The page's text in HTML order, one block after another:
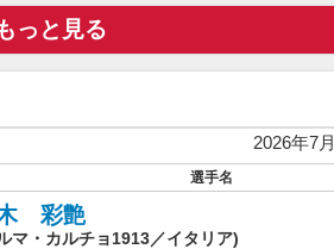
っと見る
2026年7
選手名
彩艶
マ・カルチョ1913／イタリア)